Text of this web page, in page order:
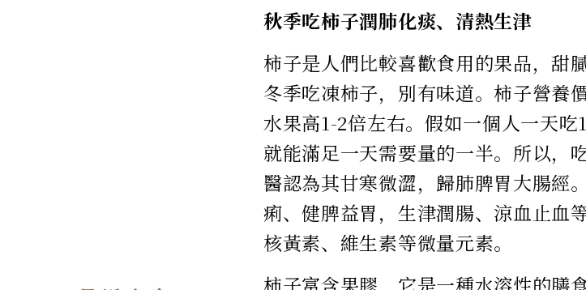
秋季吃柿子潤肺化痰、清熱生津
柿子是人們比較喜歡食用的果品，甜
冬季吃凍柿子，別有味道。柿子營養
水果高1-2倍左右。假如一個人一天
就能滿足一天需要量的一半。所以，
醫認為其甘寒微澀，歸肺脾胃大腸經
痢、健脾益胃，生津潤腸、涼血止血
核黃素、維生素等微量元素。
柿子富含果膠，它是一種水溶性的膳